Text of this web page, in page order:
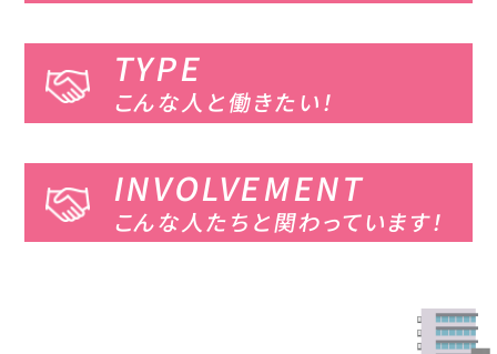
TYPE
こんな人と働きたい！
INVOLVEMENT
こんな人たちと関わっています！